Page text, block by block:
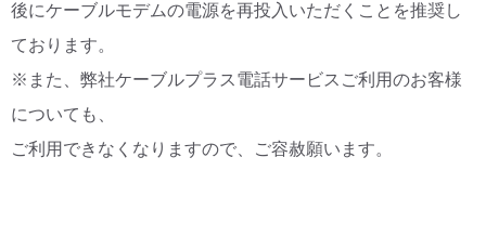
後にケーブルモデムの電源を再投入いただくことを推奨し
ております。
※また、弊社ケーブルプラス電話サービスご利用のお客様
についても、
ご利用できなくなりますので、ご容赦願います。